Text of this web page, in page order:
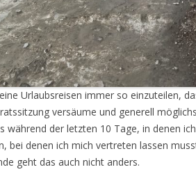
Urlaubsreisen immer so einzuteilen,
versäume und generell
während der letzten 10 Tage, in denen
bei denen ich mich vertreten lassen
geht das auch nicht anders.